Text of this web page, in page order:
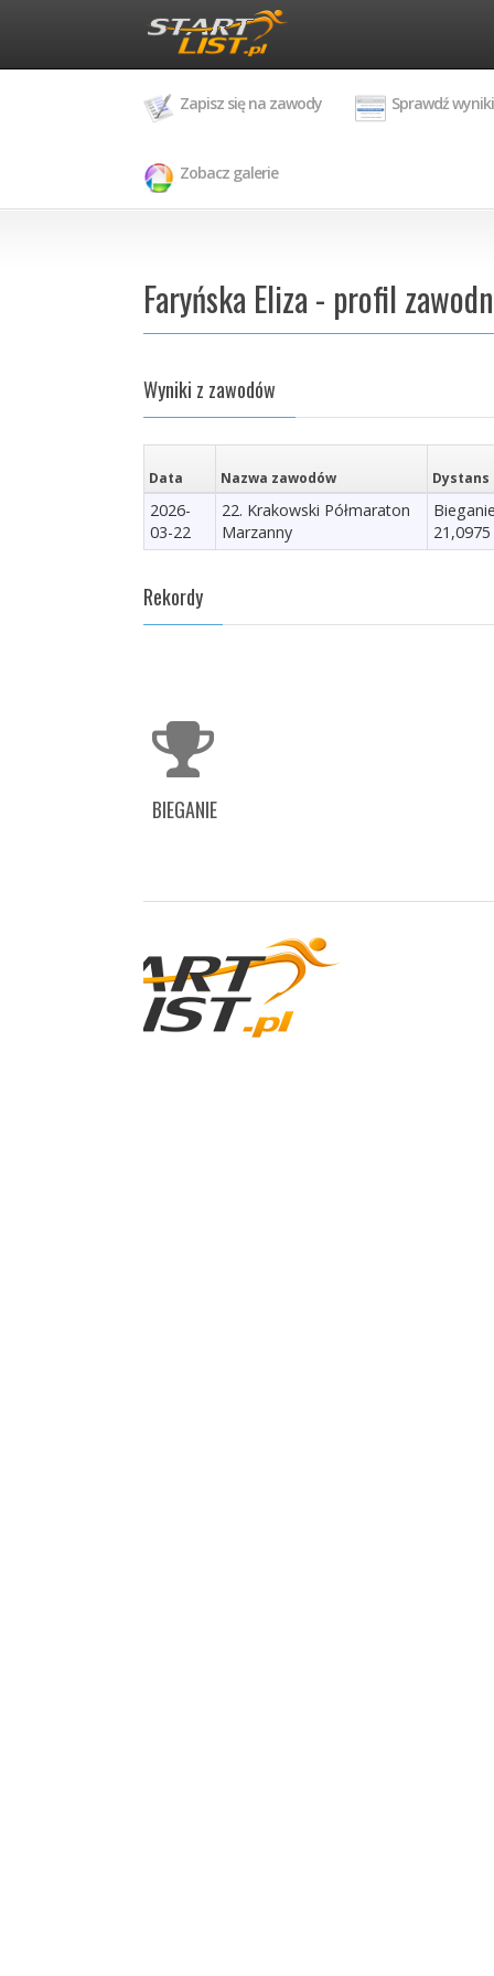
Zapisz się na zawody Sprawdź wyniki
Zobacz galerie
Faryńska Eliza - profil
Wyniki z zawodów
Data Nazwa zawodów Dystans
2026-
03-22
22. Krakowski Półmaraton
Marzanny
Rekordy
BIEGANIE